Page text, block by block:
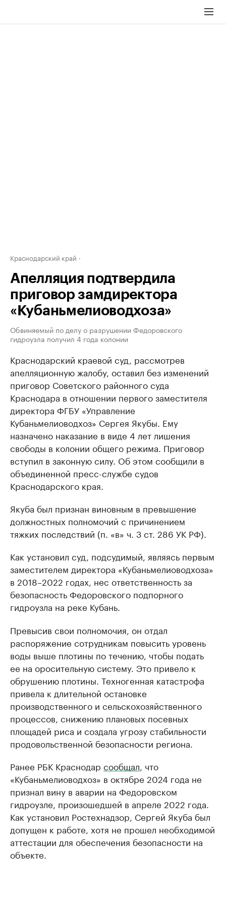
Краснодарский край
Апелляция подтвердила
приговор замдиректора
«Кубаньмелиоводхоза»
Обвиняемый по делу о разрушении Федоровского
гидроузла получил 4 года колонии
Краснодарский краевой суд, рассмотрев
апелляционную жалобу, оставил без изменений
приговор Советского районного суда
Краснодара в отношении первого заместителя
директора ФГБУ «Управление
Кубаньмелиоводхоз» Сергея Якубы. Ему
назначено наказание в виде 4 лет лишения
свободы в колонии общего режима. Приговор
вступил в законную силу. Об этом сообщили в
объединенной пресс-службе судов
Краснодарского края.
Якуба был признан виновным в превышение
должностных полномочий с причинением
тяжких последствий (п. «в» ч. 3 ст. 286 УК РФ).
Как установил суд, подсудимый, являясь первым
заместителем директора «Кубаньмелиоводхоза»
в 2018–2022 годах, нес ответственность за
безопасность Федоровского подпорного
гидроузла на реке Кубань.
Превысив свои полномочия, он отдал
распоряжение сотрудникам повысить уровень
воды выше плотины по течению, чтобы подать
ее на оросительную систему. Это привело к
обрушению плотины. Техногенная катастрофа
привела к длительной остановке
производственного и сельскохозяйственного
процессов, снижению плановых посевных
площадей риса и создала угрозу стабильности
продовольственной безопасности региона.
Ранее РБК Краснодар сообщал , что
«Кубаньмелиоводхоз» в октябре 2024 года не
признал вину в аварии на Федоровском
гидроузле, произошедшей в апреле 2022 года.
Как установил Ростехнадзор, Сергей Якуба был
допущен к работе, хотя не прошел необходимой
аттестации для обеспечения безопасности на
объекте.